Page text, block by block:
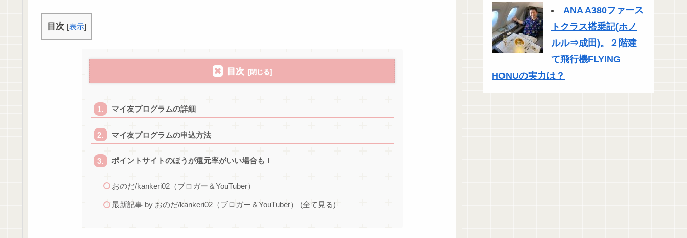
目次 [表示]
目次
マイ友プログラムの詳細
マイ友プログラムの申込方法
ポイントサイトのほうが還元率がいい場合も！
おのだ/kankeri02（ブロガー＆YouTuber）
最新記事 by おのだ/kankeri02（ブロガー＆YouTuber） (全て見る)
ANA A380ファース
トクラス搭乗記(ホノ
ルル⇒成田)。２階建
て飛行機FLYING
HONUの実力は？